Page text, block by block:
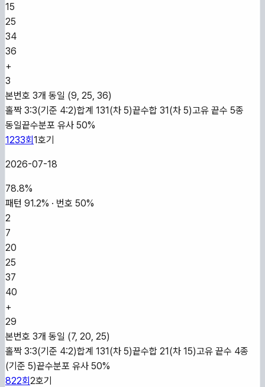
15
25
34
36
+
3
본번호 3개 동일 (9, 25, 36)
홀짝 3:3(기준 4:2)합계 131(차 5)끝수합 31(차 5)고유 끝수 5종
동일끝수분포 유사 50%
1233회1호기
2026-07-18
78.8%
패턴 91.2% · 번호 50%
2
7
20
25
37
40
+
29
본번호 3개 동일 (7, 20, 25)
홀짝 3:3(기준 4:2)합계 131(차 5)끝수합 21(차 15)고유 끝수 4종
(기준 5)끝수분포 유사 50%
822회2호기